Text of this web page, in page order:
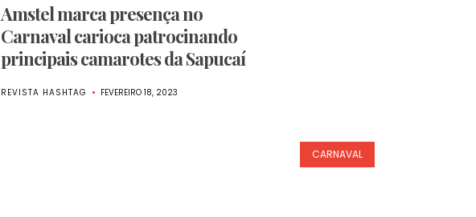
Amstel marca presença no
Carnaval carioca patrocinando
principais camarotes da Sapucaí
REVISTA HASHTAG FEVEREIRO 18, 2023
CARNAVAL